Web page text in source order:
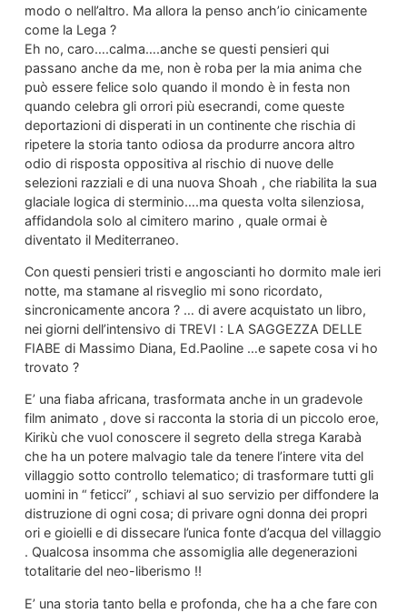
modo o nell’altro. Ma allora la penso anch’io cinicamente
come la Lega ?
Eh no, caro….calma….anche se questi pensieri qui
passano anche da me, non è roba per la mia anima che
può essere felice solo quando il mondo è in festa non
quando celebra gli orrori più esecrandi, come queste
deportazioni di disperati in un continente che rischia di
ripetere la storia tanto odiosa da produrre ancora altro
odio di risposta oppositiva al rischio di nuove delle
selezioni razziali e di una nuova Shoah , che riabilita la sua
glaciale logica di sterminio….ma questa volta silenziosa,
affidandola solo al cimitero marino , quale ormai è
diventato il Mediterraneo.
Con questi pensieri tristi e angoscianti ho dormito male ieri
notte, ma stamane al risveglio mi sono ricordato,
sincronicamente ancora ? … di avere acquistato un libro,
nei giorni dell’intensivo di TREVI : LA SAGGEZZA DELLE
FIABE di Massimo Diana, Ed.Paoline …e sapete cosa vi ho
trovato ?
E’ una fiaba africana, trasformata anche in un gradevole
film animato , dove si racconta la storia di un piccolo eroe,
Kirikù che vuol conoscere il segreto della strega Karabà
che ha un potere malvagio tale da tenere l’intere vita del
villaggio sotto controllo telematico; di trasformare tutti gli
uomini in “ feticci” , schiavi al suo servizio per diffondere la
distruzione di ogni cosa; di privare ogni donna dei propri
ori e gioielli e di dissecare l’unica fonte d’acqua del villaggio
. Qualcosa insomma che assomiglia alle degenerazioni
totalitarie del neo-liberismo !!
E’ una storia tanto bella e profonda, che ha a che fare con